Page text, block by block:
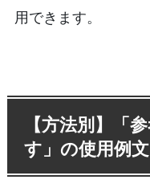
用できます。
【方法別】「
す」の使用例文